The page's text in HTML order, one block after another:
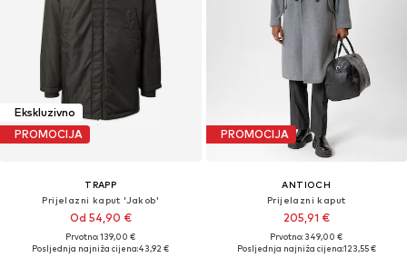
Ekskluzivno
PROMOCIJA
TRAPP
Prijelazni kaput 'Jakob'
Od 54,90 €
Prvotno: 139,00 €
Posljednja najniža cijena:43,92 €
PROMOCIJA
ANTIOCH
Prijelazni kaput
205,91 €
Prvotno: 349,00 €
Posljednja najniža cijena:123,55 €